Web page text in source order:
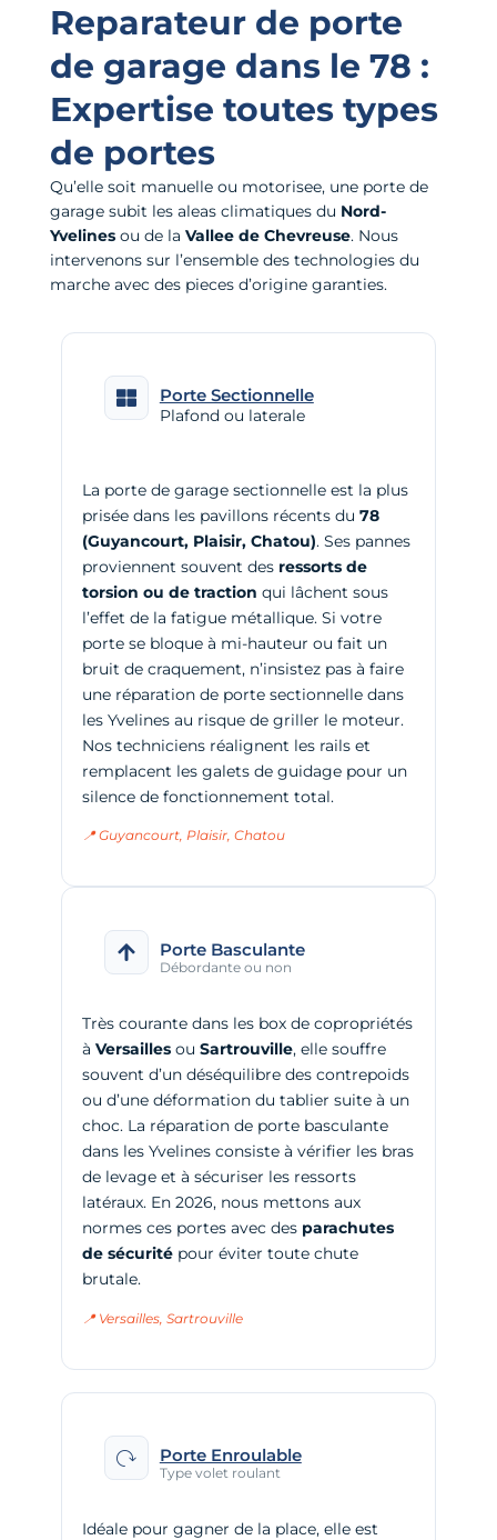
Reparateur de porte
de garage dans le 78 :
Expertise toutes types
de portes
Qu’elle soit manuelle ou motorisee, une porte de
garage subit les aleas climatiques du Nord-
Yvelinesou de la Vallee de Chevreuse. Nous
intervenons sur l’ensemble des technologies du
marche avec des pieces d’origine garanties.
Porte Sectionnelle
Plafond ou laterale
La porte de garage sectionnelle est la plus
prisée dans les pavillons récents du 78
(Guyancourt, Plaisir, Chatou). Ses pannes
proviennent souvent des ressorts de
torsion ou de traction qui lâchent sous
l’effet de la fatigue métallique. Si votre
porte se bloque à mi-hauteur ou fait un
bruit de craquement, n’insistez pas à faire
une réparation de porte sectionnelle dans
les Yvelines au risque de griller le moteur.
Nos techniciens réalignent les rails et
remplacent les galets de guidage pour un
silence de fonctionnement total.
📍 Guyancourt, Plaisir, Chatou
Porte Basculante
Débordante ou non
Très courante dans les box de copropriétés
à Versaillesou Sartrouville, elle souffre
souvent d’un déséquilibre des contrepoids
ou d’une déformation du tablier suite à un
choc. La réparation de porte basculante
dans les Yvelines consiste à vérifier les bras
de levage et à sécuriser les ressorts
latéraux. En 2026, nous mettons aux
normes ces portes avec des parachutes
de sécuritépour éviter toute chute
brutale.
📍 Versailles, Sartrouville
Porte Enroulable
Type volet roulant
Idéale pour gagner de la place, elle est